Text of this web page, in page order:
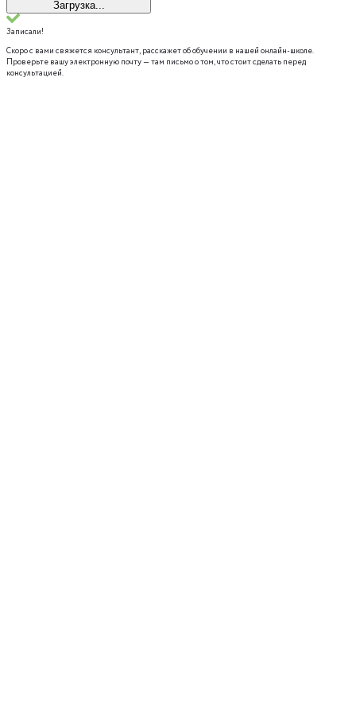
Загрузка...
Записали!
Скоро с вами свяжется консультант, расскажет об обучении в нашей онлайн-школе.
Проверьте вашу электронную почту — там письмо о том, что стоит сделать перед
консультацией.